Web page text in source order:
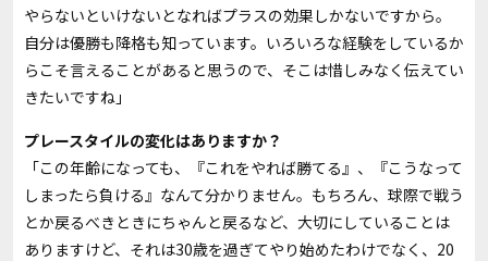
やらないといけないとなればプラスの効果しかないですから。
自分は優勝も降格も知っています。いろいろな経験をしているか
らこそ言えることがあると思うので、そこは惜しみなく伝えてい
きたいですね」
――プレースタイルの変化はありますか？
「この年齢になっても、『これをやれば勝てる』、『こうなって
しまったら負ける』なんて分かりません。もちろん、球際で戦う
とか戻るべきときにちゃんと戻るなど、大切にしていることは
ありますけど、それは30歳を過ぎてやり始めたわけでなく、 20